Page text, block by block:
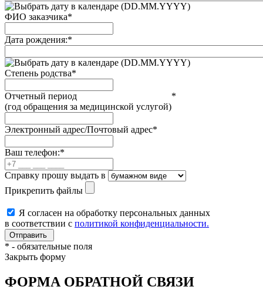
(DD.MM.YYYY)
ФИО заказчика*
Дата рождения:*
(DD.MM.YYYY)
Степень родства*
Отчетный период
(год обращения за медицинской услугой)
*
Электронный адрес/Почтовый адрес*
Ваш телефон:*
Справку прошу выдать в
Прикрепить файлы
Я согласен на обработку персональных данных
в соответствии с политикой конфиденциальности.
* - обязательные поля
Закрыть форму
ФОРМА ОБРАТНОЙ СВЯЗИ